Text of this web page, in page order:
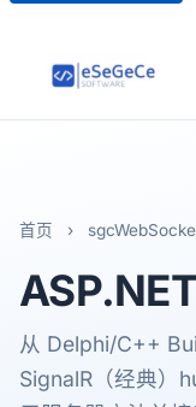
首页 ›
从 Delphi/C++
SignalR（经典）